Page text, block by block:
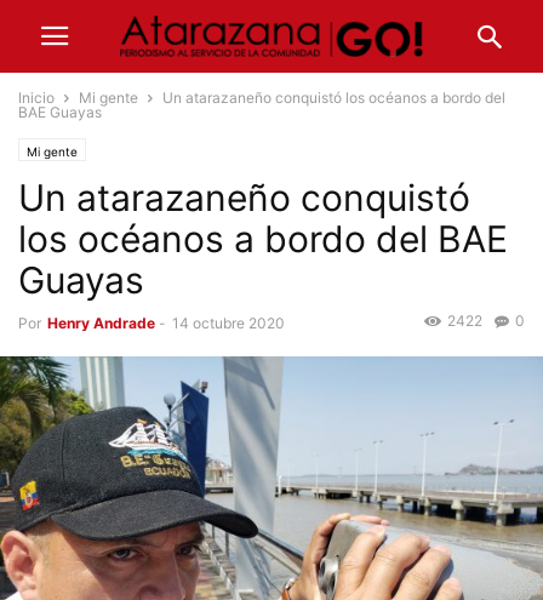
Inicio Mi gente
Un atarazaneño conquistó los océanos a bordo del
BAE Guayas
Mi gente
Un atarazaneño conquistó
los océanos a bordo del BAE
Guayas
Por Henry Andrade - 14 octubre 2020 0
2422